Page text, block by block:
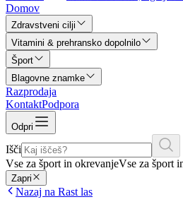
Domov
Zdravstveni cilji
Vitamini & prehransko dopolnilo
Šport
Blagovne znamke
Razprodaja
KontaktPodpora
Odpri
Išči
Vse za šport in okrevanjeVse za šport
Zapri
Nazaj na Rast las